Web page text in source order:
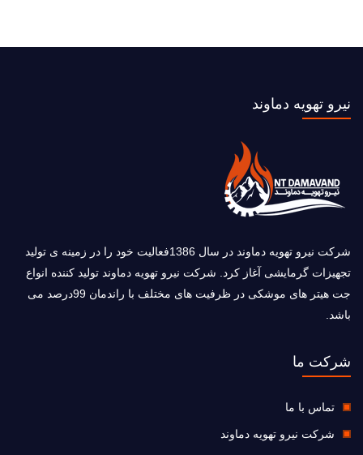
نیرو تهویه دماوند
شرکت نیرو تهویه دماوند در سال 1386فعالیت خود را در زمینه ی تولید
تجهیزات گرمایشی آغاز کرد. شرکت نیرو تهویه دماوند تولید کننده انواع
جت هیتر های موشکی در ظرفیت های مختلف با راندمان 99درصد می
باشد.
شرکت ما
تماس با ما
شرکت نیرو تهویه دماوند